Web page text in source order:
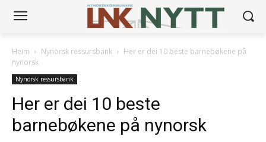
Heim Nynorsk ressursbank
Her er dei 10 beste barnebøkene på
nynorsk
Nynorsk ressursbank
Her er dei 10 beste
barnebøkene på nynorsk